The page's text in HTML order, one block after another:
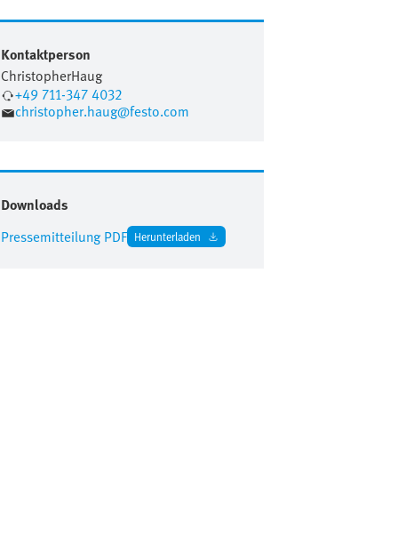
Kontaktperson
ChristopherHaug
+49 711-347 4032
christopher.haug@festo.com
Downloads
Pressemitteilung PDF Herunterladen